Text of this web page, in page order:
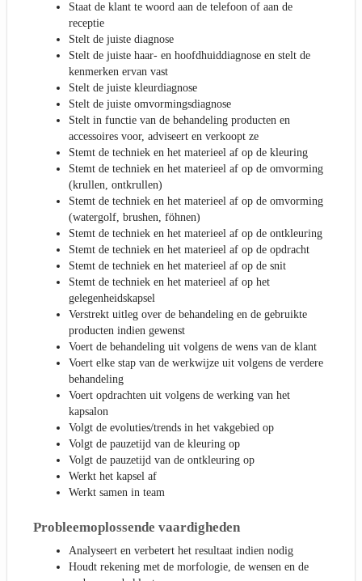
Staat de klant te woord aan de telefoon of aan de
receptie
Stelt de juiste diagnose
Stelt de juiste haar- en hoofdhuiddiagnose en stelt de
kenmerken ervan vast
Stelt de juiste kleurdiagnose
Stelt de juiste omvormingsdiagnose
Stelt in functie van de behandeling producten en
accessoires voor, adviseert en verkoopt ze
Stemt de techniek en het materieel af op de kleuring
Stemt de techniek en het materieel af op de omvorming
(krullen, ontkrullen)
Stemt de techniek en het materieel af op de omvorming
(watergolf, brushen, föhnen)
Stemt de techniek en het materieel af op de ontkleuring
Stemt de techniek en het materieel af op de opdracht
Stemt de techniek en het materieel af op de snit
Stemt de techniek en het materieel af op het
gelegenheidskapsel
Verstrekt uitleg over de behandeling en de gebruikte
producten indien gewenst
Voert de behandeling uit volgens de wens van de klant
Voert elke stap van de werkwijze uit volgens de verdere
behandeling
Voert opdrachten uit volgens de werking van het
kapsalon
Volgt de evoluties/trends in het vakgebied op
Volgt de pauzetijd van de kleuring op
Volgt de pauzetijd van de ontkleuring op
Werkt het kapsel af
Werkt samen in team
Probleemoplossende vaardigheden
Analyseert en verbetert het resultaat indien nodig
Houdt rekening met de morfologie, de wensen en de